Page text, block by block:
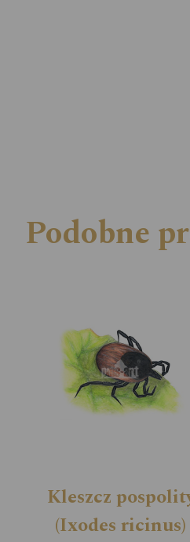
Podobne
Kleszcz
(Ixodes ricinus)